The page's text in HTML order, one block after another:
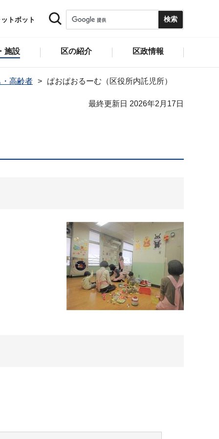
トボット
施設 区の紹介 区政情報
高齢者 ぱおぱおるーむ（区役所内託児所）
最終更新日 2026年2月17日